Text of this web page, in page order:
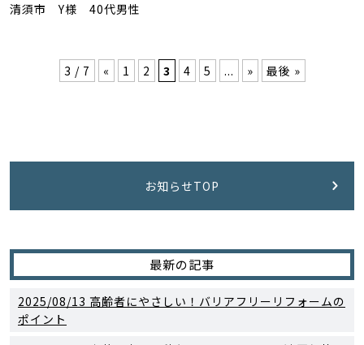
清須市 Y様 40代男性
3 / 7 « 1 2 3 4 5 ... » 最後 »
お知らせTOP
最新の記事
2025/08/13 高齢者にやさしい！バリアフリーリフォームの
ポイント